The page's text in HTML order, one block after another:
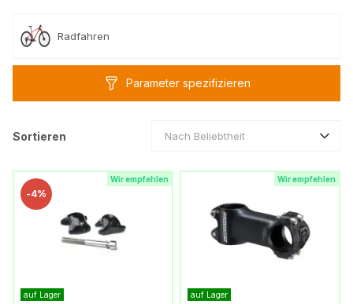
Radfahren
Parameter spezifizieren
Sortieren Nach Beliebtheit
Wir empfehlen
-4%
auf Lager
Wir empfehlen
auf Lager